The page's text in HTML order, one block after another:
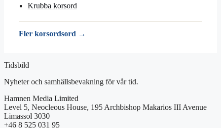
Krubba korsord
Fler korsordsord →
Tidsbild
Nyheter och samhällsbevakning för vår tid.
Hamnen Media Limited
Level 5, Neocleous House, 195 Archbishop Makarios III Avenue
Limassol 3030
+46 8 525 031 95